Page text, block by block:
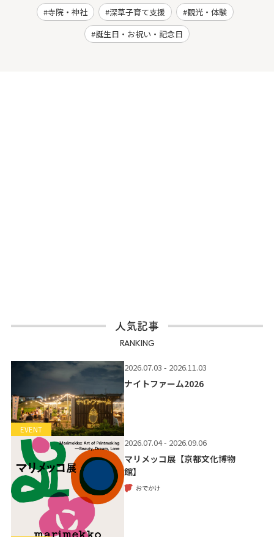
寺院・神社 深草子育て支援
観光・体験
誕生日・お祝い・記念日
人気記事
RANKING
EVENT
2026.07.03 - 2026.11.03
ナイトファーム2026
2026.07.04 - 2026.09.06
マリメッコ展【京都文化博物
館】
おでかけ